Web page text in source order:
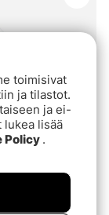
Aluminium
toimisivat
ja tilastot.
ja ei-
lukea lisää
Policy .